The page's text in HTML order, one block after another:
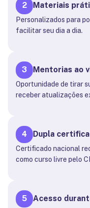
2 Materiais
Personalizados para
facilitar seu dia a dia.
3 Mentorias ao
Oportunidade de tirar
receber atualizações
4 Dupla
Certificado nacional
como curso livre pelo
5 Acesso